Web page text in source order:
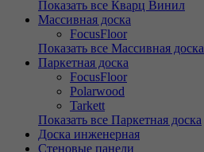
Показать все Кварц Винил
Массивная доска
FocusFloor
Показать все Массивная доска
Паркетная доска
FocusFloor
Polarwood
Tarkett
Показать все Паркетная доска
Доска инженерная
Стеновые панели